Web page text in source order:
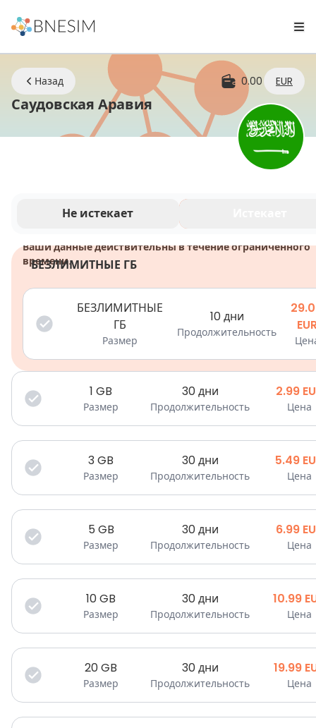
Назад 0.00 EUR
Саудовская АравияeSIM | Оставайтесь
Не истекает
Ваши данные действительны в течение ограниченного
времени.
БЕЗЛИМИТНЫЕ ГБ
БЕЗЛИМИТНЫЕ
ГБ
Размер
10 дни
Продолжительность
1 GB
Размер
30 дни
Продолжительность
2.99
Цена
3GB
Размер
30 дни
Продолжительность
5.49
Цена
5 GB
Размер
30 дни
Продолжительность
6.99
Цена
10GB
Размер
30 дни
Продолжительность
10.99
Цена
20GB
Размер
30 дни
Продолжительность
19.99
Цена